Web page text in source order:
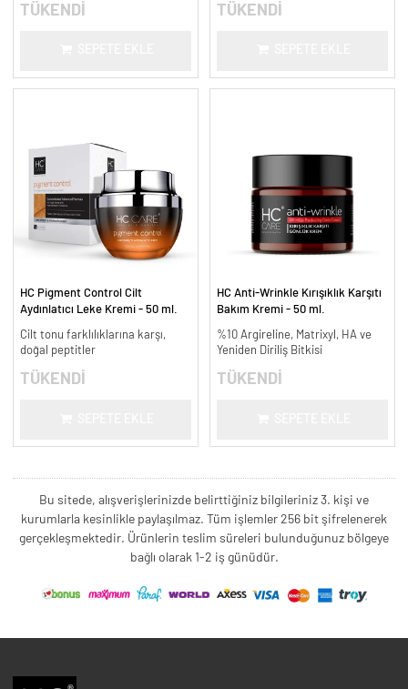
TÜKENDİ TÜKENDİ
HC Pigment Control Cilt
Aydınlatıcı Leke Kremi - 50 ml.
Cilt tonu farklılıklarına karşı,
doğal peptitler
TÜKENDİ
HC Anti-Wrinkle Kırışıklık Karşıtı
Bakım Kremi - 50 ml.
%10 Argireline, Matrixyl, HA ve
Yeniden Diriliş Bitkisi
TÜKENDİ
Bu sitede, alışverişlerinizde belirttiğiniz bilgileriniz 3. kişi ve
kurumlarla kesinlikle paylaşılmaz. Tüm işlemler 256 bit şifrelenerek
gerçekleşmektedir. Ürünlerin teslim süreleri bulunduğunuz bölgeye
bağlı olarak 1-2 iş günüdür.